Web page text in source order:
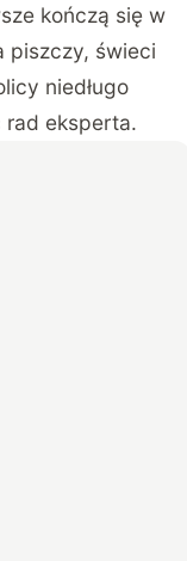
kończą się w
piszczy, świeci
niedługo
rad eksperta.